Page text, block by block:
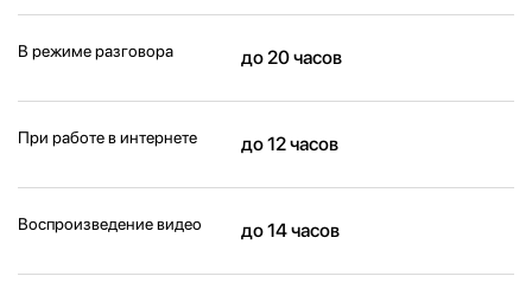
В режиме разговора до 20 часов
При работе в интернете до 12 часов
Воспроизведение видео до 14 часов